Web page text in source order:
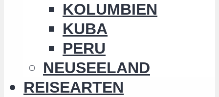
KOLUMBIEN
KUBA
PERU
NEUSEELAND
REISEARTEN